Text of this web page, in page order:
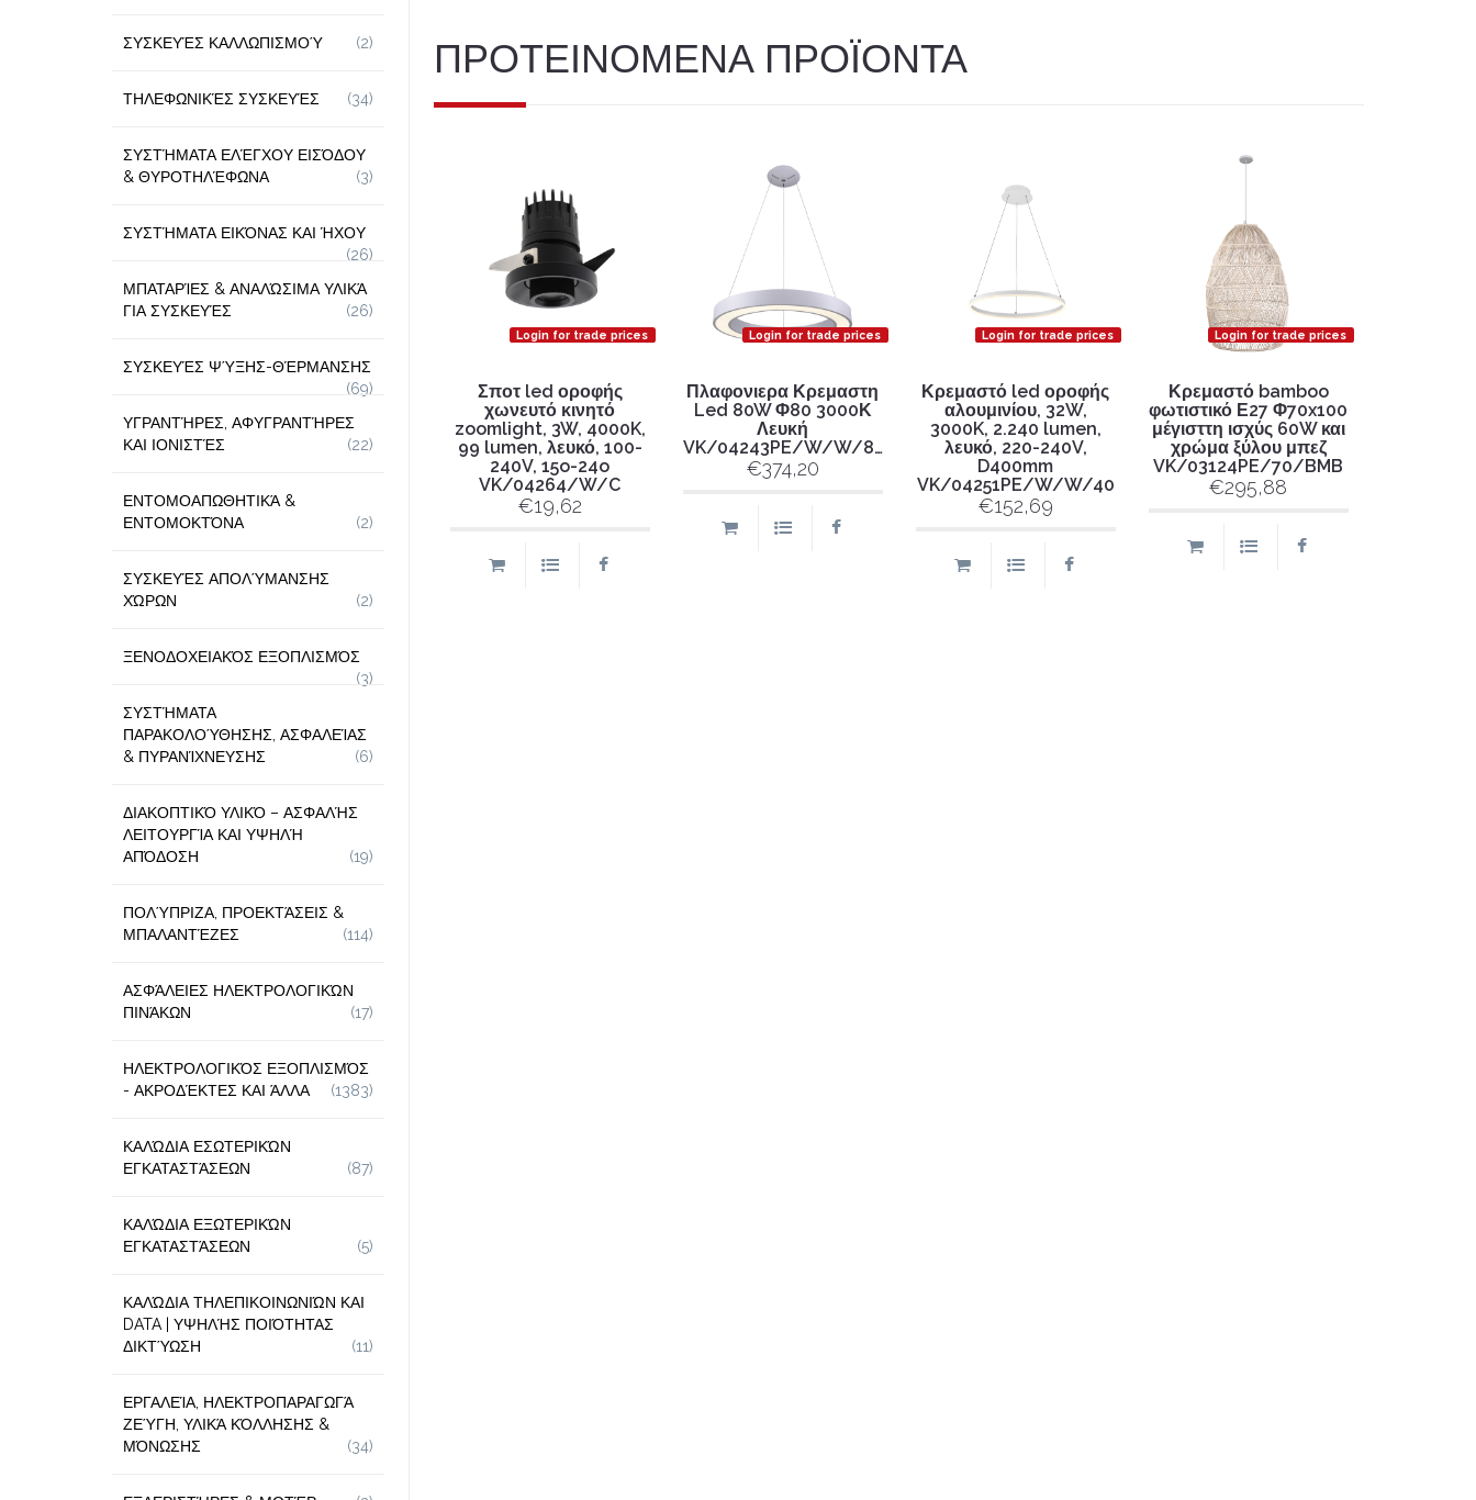
ΠΡΟΤΕΙΝΟΜΕΝΑ ΠΡΟΪΟΝΤΑ
Login for trade prices
Σποτ led οροφής
χωνευτό κινητό
zoomlight, 3W, 4000K,
99 lumen, λευκό, 100-
240V, 15o-24o
VK/04264/W/C
€19,62
Login for trade prices
Πλαφονιερα Κρεμαστη
Led 80W Φ80 3000Κ
Λευκή
VK/04243PE/W/W/80
€374,20
Login for trade prices
Κρεμαστό led οροφής
αλουμινίου, 32W,
3000K, 2.240 lumen,
λευκό, 220-240V,
D400mm
VK/04251PE/W/W/40
€152,69
Login for trade prices
Κρεμαστό bamboo
φωτιστικό Ε27 Φ70x100
μέγισττη ισχύς 60W και
χρώμα ξύλου μπεζ
VK/03124PE/70/BMB
€295,88
ΣΥΣΚΕΥΈΣ ΚΑΛΛΩΠΙΣΜΟΎ (2)
ΤΗΛΕΦΩΝΙΚΈΣ ΣΥΣΚΕΥΈΣ (34)
ΣΥΣΤΉΜΑΤΑ ΕΛΈΓΧΟΥ ΕΙΣΌΔΟΥ
& ΘΥΡΟΤΗΛΈΦΩΝΑ
(3)
ΣΥΣΤΉΜΑΤΑ ΕΙΚΌΝΑΣ ΚΑΙ ΉΧΟΥ
(26)
ΜΠΑΤΑΡΊΕΣ & ΑΝΑΛΏΣΙΜΑ ΥΛΙΚΆ
ΓΙΑ ΣΥΣΚΕΥΈΣ
(26)
ΣΥΣΚΕΥΈΣ ΨΎΞΗΣ-ΘΈΡΜΑΝΣΗΣ
(69)
ΥΓΡΑΝΤΉΡΕΣ, ΑΦΥΓΡΑΝΤΉΡΕΣ
ΚΑΙ ΙΟΝΙΣΤΈΣ
(22)
ΕΝΤΟΜΟΑΠΩΘΗΤΙΚΆ &
ΕΝΤΟΜΟΚΤΌΝΑ
(2)
ΣΥΣΚΕΥΈΣ ΑΠΟΛΎΜΑΝΣΗΣ
ΧΏΡΩΝ
(2)
ΞΕΝΟΔΟΧΕΙΑΚΌΣ ΕΞΟΠΛΙΣΜΌΣ
(3)
ΣΥΣΤΉΜΑΤΑ
ΠΑΡΑΚΟΛΟΎΘΗΣΗΣ, ΑΣΦΑΛΕΊΑΣ
& ΠΥΡΑΝΊΧΝΕΥΣΗΣ
(6)
ΔΙΑΚΟΠΤΙΚΌ ΥΛΙΚΌ – ΑΣΦΑΛΉΣ
ΛΕΙΤΟΥΡΓΊΑ ΚΑΙ ΥΨΗΛΉ
ΑΠΌΔΟΣΗ
(19)
ΠΟΛΎΠΡΙΖΑ, ΠΡΟΕΚΤΆΣΕΙΣ &
ΜΠΑΛΑΝΤΈΖΕΣ
(114)
ΑΣΦΆΛΕΙΕΣ ΗΛΕΚΤΡΟΛΟΓΙΚΏΝ
ΠΙΝΆΚΩΝ
(17)
ΗΛΕΚΤΡΟΛΟΓΙΚΌΣ ΕΞΟΠΛΙΣΜΌΣ
- ΑΚΡΟΔΈΚΤΕΣ ΚΑΙ ΆΛΛΑ
(1383)
ΚΑΛΏΔΙΑ ΕΣΩΤΕΡΙΚΏΝ
ΕΓΚΑΤΑΣΤΆΣΕΩΝ
(87)
ΚΑΛΏΔΙΑ ΕΞΩΤΕΡΙΚΏΝ
ΕΓΚΑΤΑΣΤΆΣΕΩΝ
(5)
ΚΑΛΏΔΙΑ ΤΗΛΕΠΙΚΟΙΝΩΝΙΏΝ ΚΑΙ
DATA | ΥΨΗΛΉΣ ΠΟΙΌΤΗΤΑΣ
ΔΙΚΤΎΩΣΗ
(11)
ΕΡΓΑΛΕΊΑ, ΗΛΕΚΤΡΟΠΑΡΑΓΩΓΆ
ΖΕΎΓΗ, ΥΛΙΚΆ ΚΌΛΛΗΣΗΣ &
ΜΌΝΩΣΗΣ
(34)